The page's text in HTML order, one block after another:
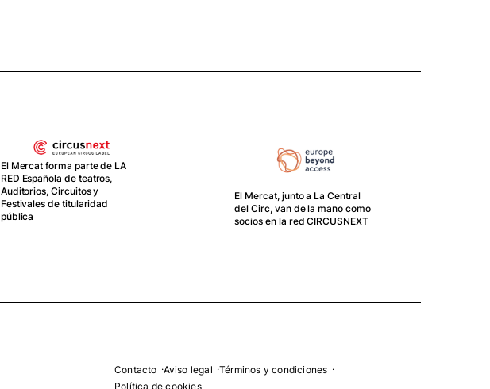
El Mercat forma parte de LA
RED Española de teatros,
Auditorios, Circuitos y
Festivales de titularidad
pública
El Mercat, junto a La Central
del Circ, van de la mano como
socios en la red CIRCUSNEXT
Contacto Aviso legal Términos y condiciones
Política de cookies